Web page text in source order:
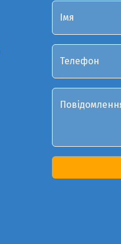
Імя
Телефон